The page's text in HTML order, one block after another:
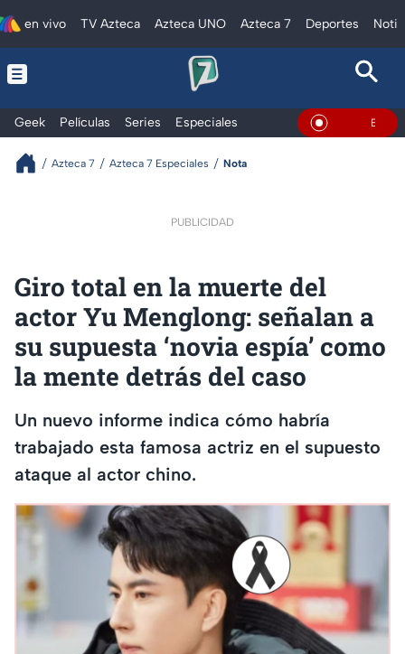
en vivo TV Azteca Azteca UNO Azteca 7 Deportes
Geek Películas Series Especiales En Vivo
Azteca 7 Azteca 7 Especiales Nota
PUBLICIDAD
Giro total en la muerte del
actor Yu Menglong: señalan a
su supuesta ‘novia espía’ como
la mente detrás del caso
Un nuevo informe indica cómo habría
trabajado esta famosa actriz en el supuesto
ataque al actor chino.